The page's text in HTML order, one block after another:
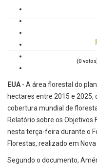
(0
EUA- A área florestal do
hectares entre 2015 e 2025,
cobertura mundial de
Relatório sobre os Objetivos
nesta terça-feira durante o
Florestas, realizado em Nova
Segundo o documento,